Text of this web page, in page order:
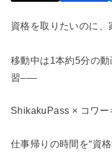
資格を取りたいのに、
移動中は1本約5分の
習–––
ShikakuPass × コワ
仕事帰りの時間を“資